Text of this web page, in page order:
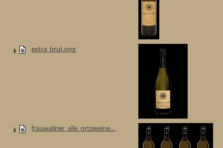
extra_brut.png
frauwallner_alle_ortsweine...